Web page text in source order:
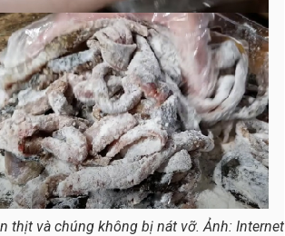
thịt và chúng không bị nát vỡ. Ảnh: Internet